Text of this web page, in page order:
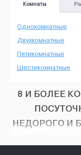
Комнаты
Однокомнатные
Двухкомнатные
Пятикомнатные
Шестикомнатные
8 И БОЛЕЕ
НЕДОРОГО И
Харьков, на